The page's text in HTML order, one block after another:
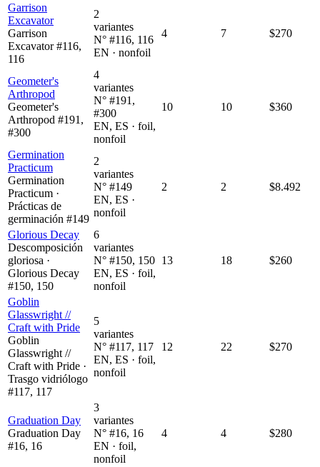
Garrison
Excavator
Garrison
Excavator #116,
116
2
variantes
N° #116, 116
EN · nonfoil
4 7 $270
Geometer's
Arthropod
Geometer's
Arthropod #191,
#300
4
variantes
N° #191,
#300
EN, ES · foil,
nonfoil
10 10 $360
Germination
Practicum
Germination
Practicum ·
Prácticas de
germinación #149
2
variantes
N° #149
EN, ES ·
nonfoil
2 2 $8.492
Glorious Decay
Descomposición
gloriosa ·
Glorious Decay
#150, 150
6
variantes
N° #150, 150
EN, ES · foil,
nonfoil
13 18 $260
Goblin
Glasswright //
Craft with Pride
Goblin
Glasswright //
Craft with Pride ·
Trasgo vidriólogo
#117, 117
5
variantes
N° #117, 117
EN, ES · foil,
nonfoil
12 22 $270
Graduation Day
Graduation Day
#16, 16
3
variantes
N° #16, 16
EN · foil,
nonfoil
4 4 $280